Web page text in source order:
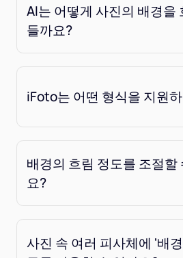
AI는 어떻게 사진의 배경을
들까요?
iFoto는 어떤 형식을 지원
배경의 흐림 정도를 조절할
요?
사진 속 여러 피사체에 '배